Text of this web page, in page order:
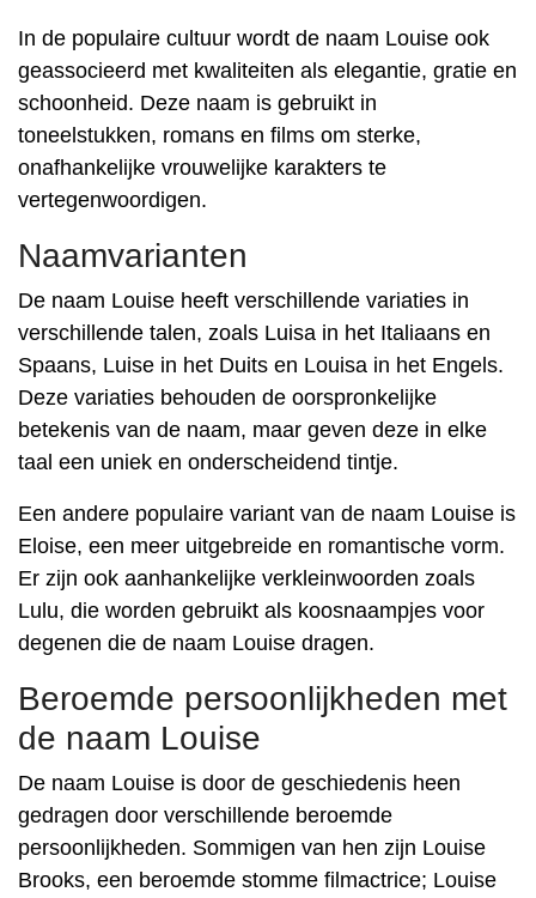
In de populaire cultuur wordt de naam Louise ook
geassocieerd met kwaliteiten als elegantie, gratie en
schoonheid. Deze naam is gebruikt in
toneelstukken, romans en films om sterke,
onafhankelijke vrouwelijke karakters te
vertegenwoordigen.
Naamvarianten
De naam Louise heeft verschillende variaties in
verschillende talen, zoals Luisa in het Italiaans en
Spaans, Luise in het Duits en Louisa in het Engels.
Deze variaties behouden de oorspronkelijke
betekenis van de naam, maar geven deze in elke
taal een uniek en onderscheidend tintje.
Een andere populaire variant van de naam Louise is
Eloise, een meer uitgebreide en romantische vorm.
Er zijn ook aanhankelijke verkleinwoorden zoals
Lulu, die worden gebruikt als koosnaampjes voor
degenen die de naam Louise dragen.
Beroemde persoonlijkheden met
de naam Louise
De naam Louise is door de geschiedenis heen
gedragen door verschillende beroemde
persoonlijkheden. Sommigen van hen zijn Louise
Brooks, een beroemde stomme filmactrice; Louise